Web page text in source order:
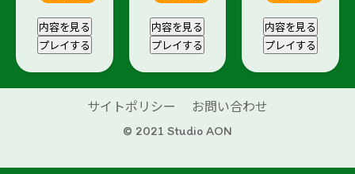
内容を見る
プレイする
内容を見る
プレイする
内容を見る
プレイする
サイトポリシー
お問い合わせ
© 2021 Studio AON